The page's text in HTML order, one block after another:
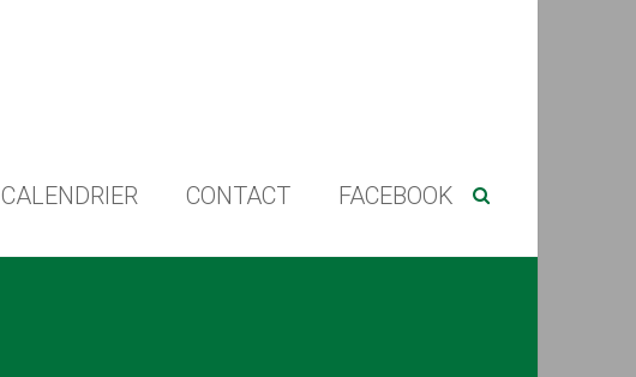
CALENDRIER CONTACT FACEBOOK